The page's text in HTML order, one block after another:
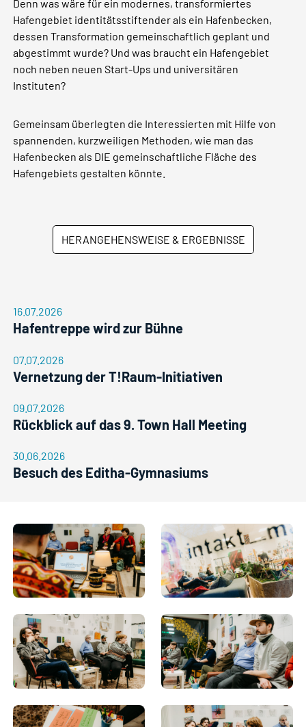
Denn was wäre für ein modernes, transformiertes
Hafengebiet identitätsstiftender als ein Hafenbecken,
dessen Transformation gemeinschaftlich geplant und
abgestimmt wurde? Und was braucht ein Hafengebiet
noch neben neuen Start-Ups und universitären
Instituten?
Gemeinsam überlegten die Interessierten mit Hilfe von
spannenden, kurzweiligen Methoden, wie man das
Hafenbecken als DIE gemeinschaftliche Fläche des
Hafengebiets gestalten könnte.
HERANGEHENSWEISE & ERGEBNISSE
16.07.2026
Hafentreppe wird zur Bühne
07.07.2026
Vernetzung der T!Raum-Initiativen
09.07.2026
Rückblick auf das 9. Town Hall Meeting
30.06.2026
Besuch des Editha-Gymnasiums